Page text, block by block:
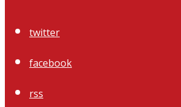
twitter
facebook
rss